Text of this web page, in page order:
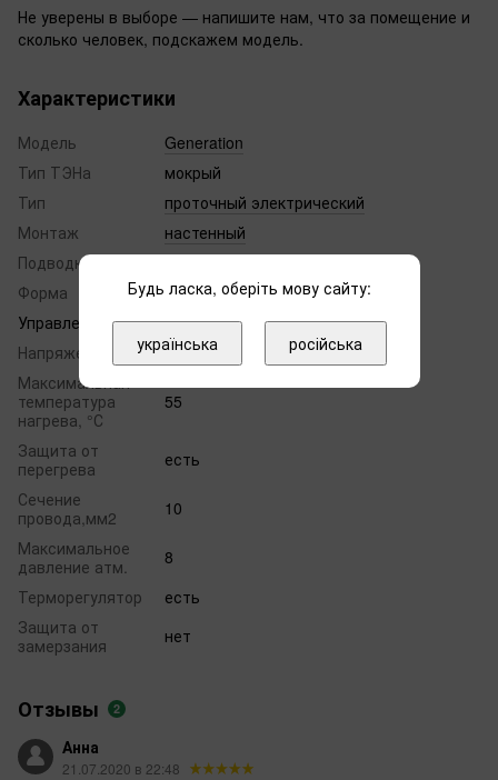
Не уверены в выборе — напишите нам, что за помещение и
сколько человек, подскажем модель.
Характеристики
Модель
Generation
Тип ТЭНа
мокрый
Тип
проточный электрический
Монтаж
настенный
Подводка труб
Форма
призма
Управление
механическое
Напряжение, В
220
Максимальная
температура
нагрева, °С
55
Защита от
перегрева
есть
Сечение
провода,мм2
10
Максимальное
давление атм.
8
Терморегулятор
есть
Защита от
замерзания
нет
Отзывы 2
Анна
21.07.2020 в 22:48
Будь ласка, оберіть мову сайту:
українська російська